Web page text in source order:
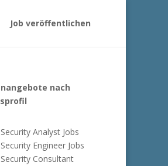
Job veröffentlichen
nach
Analyst Jobs
Engineer Jobs
Consultant